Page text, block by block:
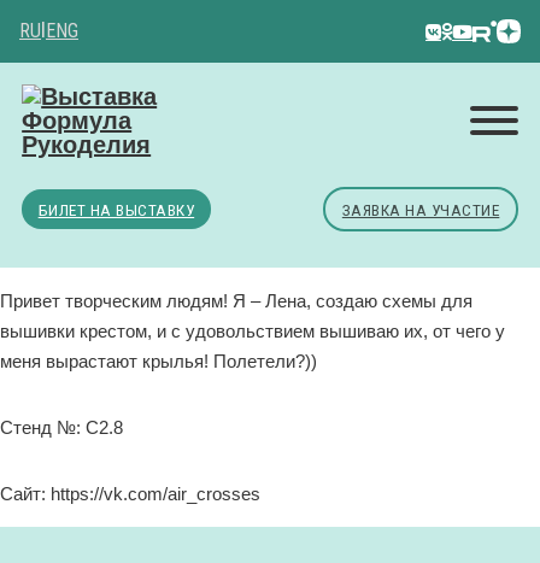
RU ENG
БИЛЕТ НА ВЫСТАВКУ ЗАЯВКА НА УЧАСТИЕ
Привет творческим людям! Я – Лена, создаю схемы для
вышивки крестом, и с удовольствием вышиваю их, от чего у
меня вырастают крылья! Полетели?))
Стенд №: C2.8
Сайт: https://vk.com/air_crosses